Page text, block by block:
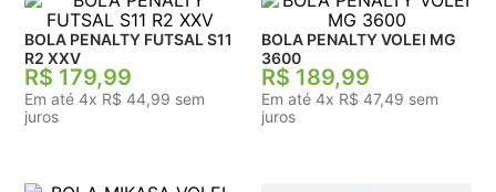
5º tenis
BOLA PENALTY FUTSAL S11
R2 XXV
R$ 179,99
Em até 4x R$ 44,99 sem
juros
BOLA PENALTY VOLEI MG
3600
R$ 189,99
Em até 4x R$ 47,49 sem
juros